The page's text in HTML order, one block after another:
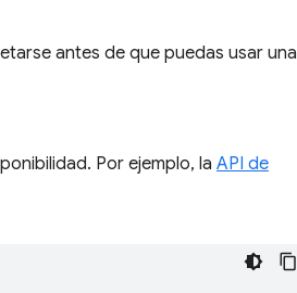
antes de que puedas usar una
Por ejemplo, la API de